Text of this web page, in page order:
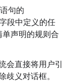
句的
段中定义的任
声明的规则合
会直接将用户引
歧义对话框。